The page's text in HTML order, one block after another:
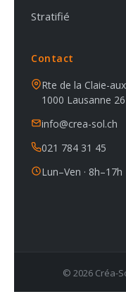
Stratifié
Contact
Rte de la Claie-
1000 Lausanne 26
info@crea-sol.ch
021 784 31 45
Lun–Ven · 8h–17h
© 2026 Créa-